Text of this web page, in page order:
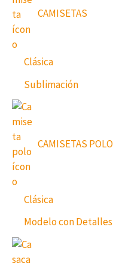
CAMISETAS
Clásica
Sublimación
CAMISETAS POLO
Clásica
Modelo con Detalles